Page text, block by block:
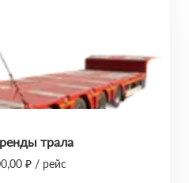
трала
₽ / рейс